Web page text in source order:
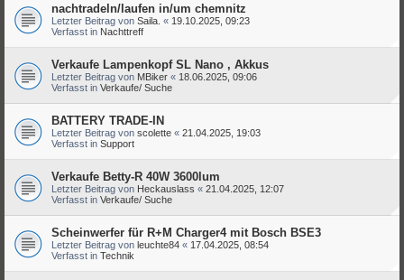
nachtradeln/laufen in/um chemnitz
Letzter Beitrag von Saila. « 19.10.2025, 09:23
Verfasst in Nachttreff
Verkaufe Lampenkopf SL Nano , Akkus
Letzter Beitrag von MBiker « 18.06.2025, 09:06
Verfasst in Verkaufe/ Suche
BATTERY TRADE-IN
Letzter Beitrag von scolette « 21.04.2025, 19:03
Verfasst in Support
Verkaufe Betty-R 40W 3600lum
Letzter Beitrag von Heckauslass « 21.04.2025, 12:07
Verfasst in Verkaufe/ Suche
Scheinwerfer für R+M Charger4 mit Bosch BSE3
Letzter Beitrag von leuchte84 « 17.04.2025, 08:54
Verfasst in Technik